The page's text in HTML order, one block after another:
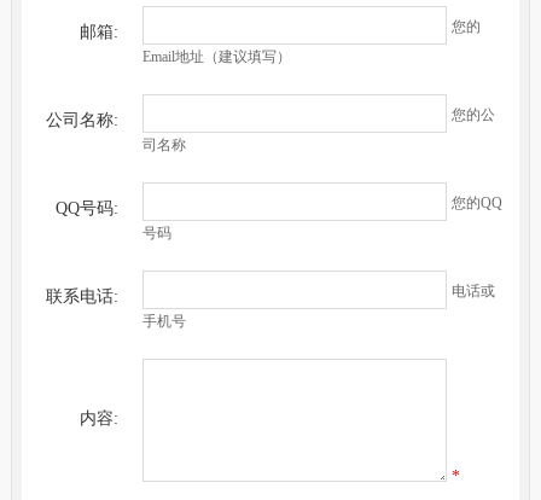
邮箱:
您的
Email地址（建议填写）
公司名称:
您的公
司名称
QQ号码:
您的QQ
号码
联系电话:
电话或
手机号
内容:
*